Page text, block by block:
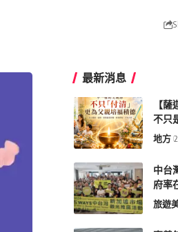
最新消息
【
不只
地方
中台
府率
旅遊